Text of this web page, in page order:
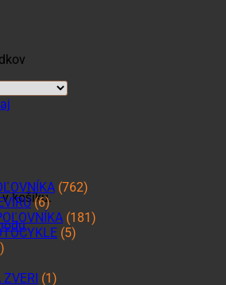
košíku.
najnovších
(762)
(6)
(181)
(5)
ZVERI (1)